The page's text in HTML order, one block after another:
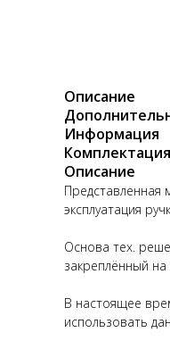
Описание
Информация
Комплектация
Описание
Представленная
эксплуатация
Основа тех.
закреплённый
В настоящее
использовать